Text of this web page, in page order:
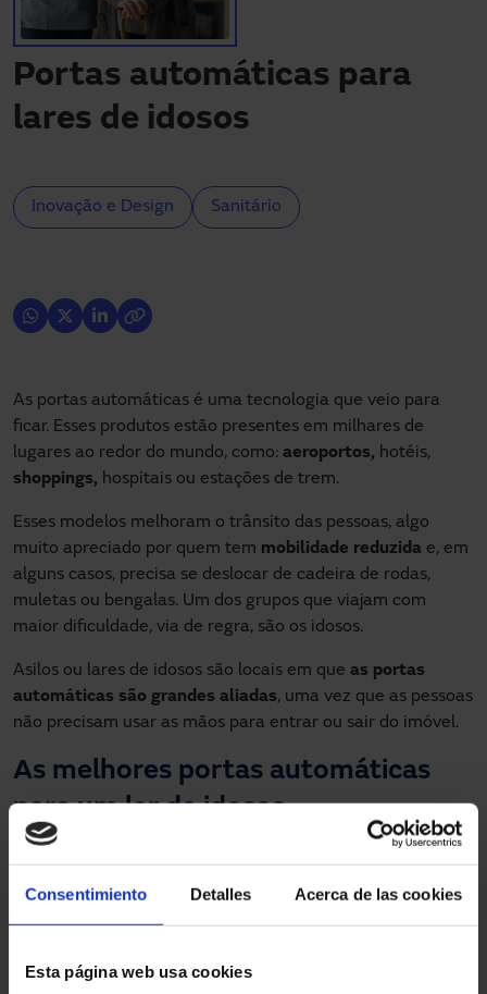
Consentimiento Detalles Acerca de las cookies
Esta página web usa cookies
Portas automáticas para
lares de idosos
Inovação e Design Sanitário
As portas automáticas é uma tecnologia que veio para
ficar. Esses produtos estão presentes em milhares de
lugares ao redor do mundo, como: aeroportos, hotéis,
shoppings, hospitais ou estações de trem.
Esses modelos melhoram o trânsito das pessoas, algo
muito apreciado por quem tem mobilidade reduzida e, em
alguns casos, precisa se deslocar de cadeira de rodas,
muletas ou bengalas. Um dos grupos que viajam com
maior dificuldade, via de regra, são os idosos.
Asilos ou lares de idosos são locais em que as portas
automáticas são grandes aliadas, uma vez que as pessoas
não precisam usar as mãos para entrar ou sair do imóvel.
As melhores portas automáticas
para um lar de idosos
Nesse caso, recomenda-se a instalação de portas
Porta automática curva ou semicircular;